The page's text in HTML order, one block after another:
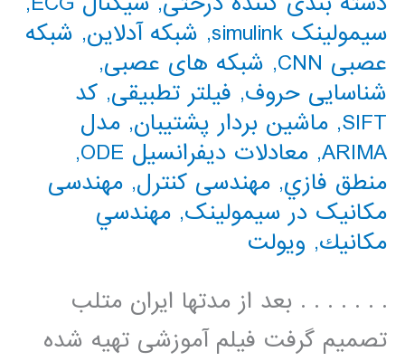
سیمولینک simulink
, شبکه آدلاین, شبکه
عصبی CNN
, شبکه های عصبی,
شناسایی حروف, فیلتر تطبیقی, کد
SIFT
, ماشین بردار پشتیبان, مدل
ARIMA
, معادلات دیفرانسیل ODE
,
منطق فازي, مهندسی کنترل, مهندسی
مکانیک در سیمولینک, مهندسي
مكانيك, ویولت
. . . . . . . بعد از مدتها ایران متلب
تصمیم گرفت فیلم آموزشی تهیه شده